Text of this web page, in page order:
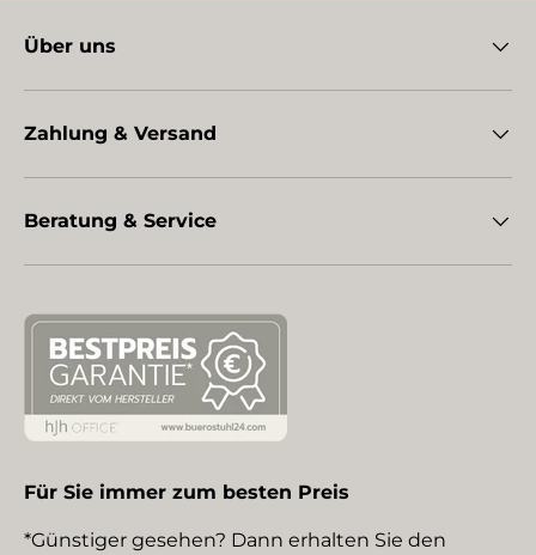
Über uns
Zahlung & Versand
Beratung & Service
Für Sie immer zum besten Preis
*Günstiger gesehen? Dann erhalten Sie den